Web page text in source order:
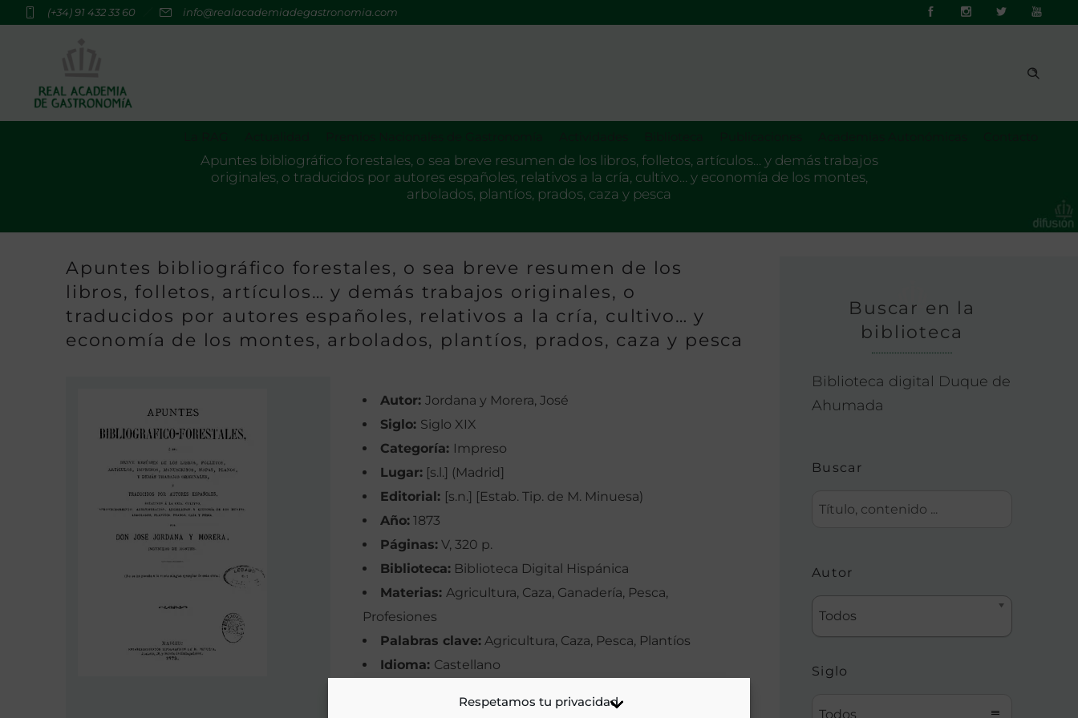
Respetamos tu privacidad
(+34) 91 432 33 60 info@realacademiadegastronomia.com
Apuntes bibliográfico forestales, o sea breve resumen de los libros, folletos, artículos… y demás trabajos
originales, o traducidos por autores españoles, relativos a la cría, cultivo… y economía de los montes,
arbolados, plantíos, prados, caza y pesca
Apuntes bibliográfico forestales, o sea breve resumen de los
libros, folletos, artículos… y demás trabajos originales, o
traducidos por autores españoles, relativos a la cría, cultivo… y
economía de los montes, arbolados, plantíos, prados, caza y pesca
Autor: Jordana y Morera, José
Siglo: Siglo XIX
Categoría: Impreso
Lugar: [s.l.] (Madrid]
Editorial: [s.n.] [Estab. Tip. de M. Minuesa)
Año: 1873
Páginas: V, 320 p.
Biblioteca: Biblioteca Digital Hispánica
Materias: Agricultura, Caza, Ganadería, Pesca,
Profesiones
Palabras clave: Agricultura, Caza, Pesca, Plantíos
Idioma: Castellano
Ir a versión electrónica
Buscar en la
biblioteca
Biblioteca digital Duque de
Ahumada
Buscar
Autor
Todos
Siglo
Todos